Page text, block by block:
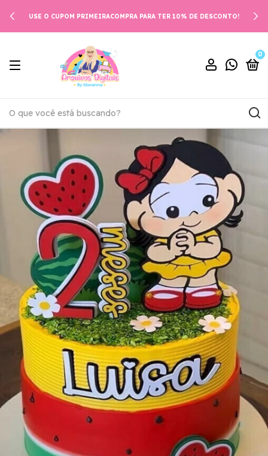
USE O CUPOM PRIMEIRACOMPRA PARA TER 10% DE DESCONTO!
0